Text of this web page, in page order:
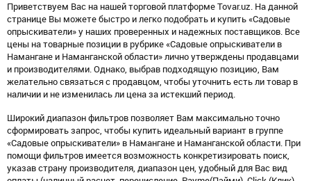
Приветствуем Вас на нашей торговой платформе Tovar.uz. На данной
странице Вы можете быстро и легко подобрать и купить «Садовые
опрыскиватели» у наших проверенных и надежных поставщиков. Все
цены на товарные позиции в рубрике «Садовые опрыскиватели в
Намангане и Наманганской области» лично утверждены продавцами
и производителями. Однако, выбрав подходящую позицию, Вам
желательно связаться с продавцом, чтобы уточнить есть ли товар в
наличии и не изменилась ли цена за истекший период.
Широкий диапазон фильтров позволяет Вам максимально точно
сформировать запрос, чтобы купить идеальный вариант в группе
«Садовые опрыскиватели» в Намангане и Наманганской области. При
помощи фильтров имеется возможность конкретизировать поиск,
указав страну производителя, диапазон цен, удобный для Вас вид